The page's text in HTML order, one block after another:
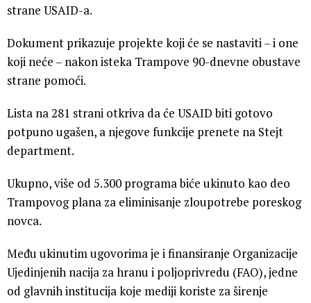
strane USAID-a.
Dokument prikazuje projekte koji će se nastaviti – i one
koji neće – nakon isteka Trampove 90-dnevne obustave
strane pomoći.
Lista na 281 strani otkriva da će USAID biti gotovo
potpuno ugašen, a njegove funkcije prenete na Stejt
department.
Ukupno, više od 5.300 programa biće ukinuto kao deo
Trampovog plana za eliminisanje zloupotrebe poreskog
novca.
Među ukinutim ugovorima je i finansiranje Organizacije
Ujedinjenih nacija za hranu i poljoprivredu (FAO), jedne
od glavnih institucija koje mediji koriste za širenje